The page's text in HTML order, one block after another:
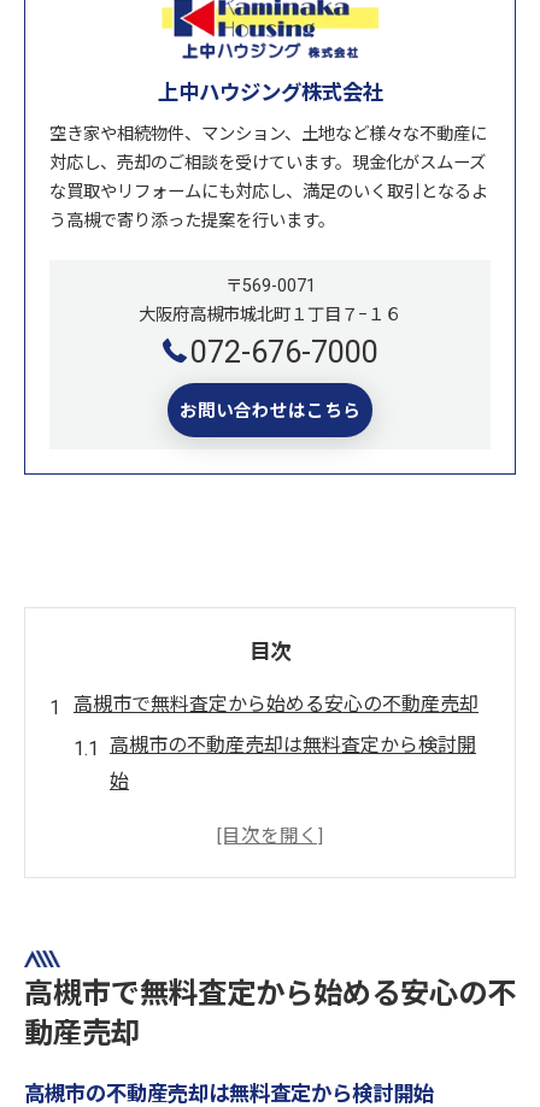
上中ハウジング株式会社
空き家や相続物件、マンション、土地など様々な不動産に
対応し、売却のご相談を受けています。現金化がスムーズ
な買取やリフォームにも対応し、満足のいく取引となるよ
う高槻で寄り添った提案を行います。
〒569-0071
大阪府高槻市城北町１丁目７−１６
072-676-7000
お問い合わせはこちら
目次
高槻市で無料査定から始める安心の不動産売却
高槻市の不動産売却は無料査定から検討開
始
無料査定で高槻市の相場や動向を把握する
高槻市の不動産屋選びで重視したいポイン
ト
高槻市の不動産売却に強い会社の特徴とは
不動産売却を納得価格で進める高槻市のコツ
高槻市で無料査定から始める安心の不
動産売却
高槻市の不動産売却は無料査定から検討開始